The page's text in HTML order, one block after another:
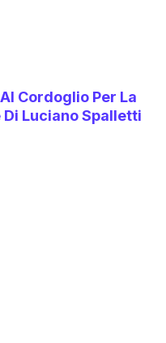
Cordoglio Per La
Luciano Spalletti